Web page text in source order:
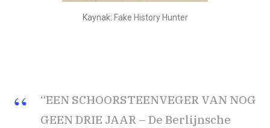
Kaynak: Fake History Hunter
“EEN SCHOORSTEENVEGER VAN NOG
GEEN DRIE JAAR – De Berlijnsche